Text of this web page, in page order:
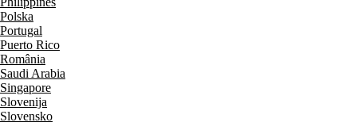
Polska
Portugal
Puerto Rico
România
Saudi Arabia
Singapore
Slovenija
Slovensko